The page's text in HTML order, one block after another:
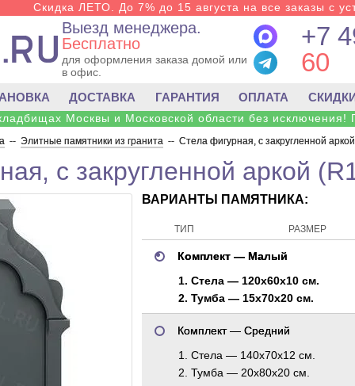
Скидка ЛЕТО. До 7% до 15 августа на все заказы с
Выезд менеджера.
Бесплатно
для оформления заказа домой или
в офис.
+7
60
ДОСТАВКА ГАРАНТИЯ ОПЛАТА
Москвы и Московской области без исключения!
-- Элитные памятники из гранита -- Стела фигурная, с закругленной
с закругленной аркой
ВАРИАНТЫ ПАМЯТНИКА:
ТИП РАЗМЕР
Комплект — Малый
1. Стела — 120x60x10 см.
2. Тумба — 15x70x20 см.
Комплект — Средний
1. Стела — 140x70x12 см.
2. Тумба — 20x80x20 см.